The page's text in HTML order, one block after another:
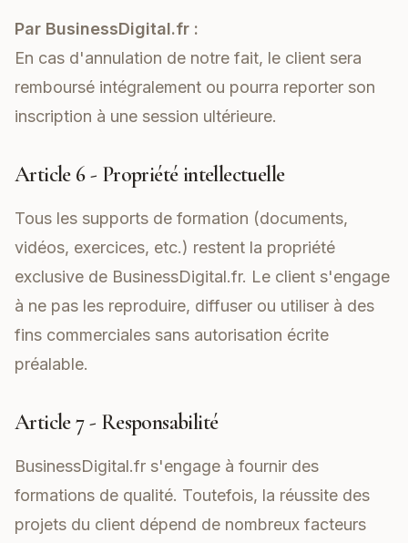
Par BusinessDigital.fr :
En cas d'annulation de notre fait, le client sera
remboursé intégralement ou pourra reporter son
inscription à une session ultérieure.
Article 6 - Propriété intellectuelle
Tous les supports de formation (documents,
vidéos, exercices, etc.) restent la propriété
exclusive de BusinessDigital.fr. Le client s'engage
à ne pas les reproduire, diffuser ou utiliser à des
fins commerciales sans autorisation écrite
préalable.
Article 7 - Responsabilité
BusinessDigital.fr s'engage à fournir des
formations de qualité. Toutefois, la réussite des
projets du client dépend de nombreux facteurs